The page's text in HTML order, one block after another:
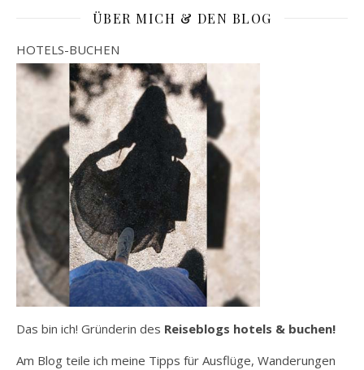
ÜBER MICH & DEN BLOG
HOTELS-BUCHEN
Das bin ich! Gründerin des Reiseblogs hotels & buchen!
Am Blog teile ich meine Tipps für Ausflüge, Wanderungen